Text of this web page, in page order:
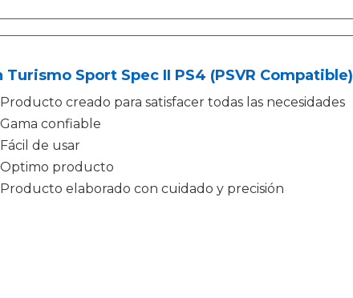
Turismo Sport Spec II PS4 (PSVR Compatible)
Producto creado para satisfacer todas las necesidades
Gama confiable
Fácil de usar
Optimo producto
Producto elaborado con cuidado y precisión